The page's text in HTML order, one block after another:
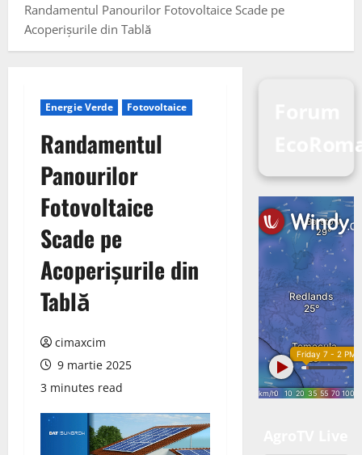
Randamentul Panourilor Fotovoltaice Scade pe
Acoperișurile din Tablă
Energie Verde Fotovoltaice
Randamentul
Panourilor
Fotovoltaice
Scade pe
Acoperișurile din
Tablă
cimaxcim
9 martie 2025
3 minutes read